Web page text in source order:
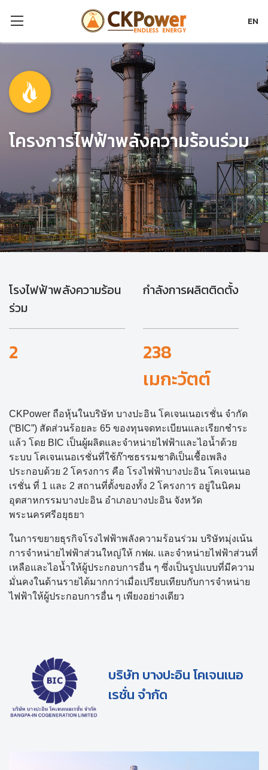
EN
โครงการไฟฟ้าพลังความร้อนร่วม
โรงไฟฟ้าพลังความร้อน
ร่วม
2
กำลังการผลิตติดตั้ง
238
เมกะวัตต์
CKPower ถือหุ้นในบริษัท บางปะอิน โคเจนเนอเรชั่น จำกัด
(“BIC”) สัดส่วนร้อยละ 65 ของทุนจดทะเบียนและเรียกชำระ
แล้ว โดย BIC เป็นผู้ผลิตและจำหน่ายไฟฟ้าและไอน้ำด้วย
ระบบ โคเจนเนอเรชั่นที่ใช้ก๊าซธรรมชาติเป็นเชื้อเพลิง
ประกอบด้วย 2 โครงการ คือ โรงไฟฟ้าบางปะอิน โคเจนเนอ
เรชั่น ที่ 1 และ 2 สถานที่ตั้งของทั้ง 2 โครงการ อยู่ในนิคม
อุตสาหกรรมบางปะอิน อำเภอบางปะอิน จังหวัด
พระนครศรีอยุธยา
ในการขยายธุรกิจโรงไฟฟ้าพลังความร้อนร่วม บริษัทมุ่งเน้น
การจำหน่ายไฟฟ้าส่วนใหญ่ให้ กฟผ. และจำหน่ายไฟฟ้าส่วนที่
เหลือและไอน้ำให้ผู้ประกอบการอื่น ๆ ซึ่งเป็นรูปแบบที่มีความ
มั่นคงในด้านรายได้มากกว่าเมื่อเปรียบเทียบกับการจำหน่าย
ไฟฟ้าให้ผู้ประกอบการอื่น ๆ เพียงอย่างเดียว
บริษัท บางปะอิน โคเจนเนอ
เรชั่น จำกัด